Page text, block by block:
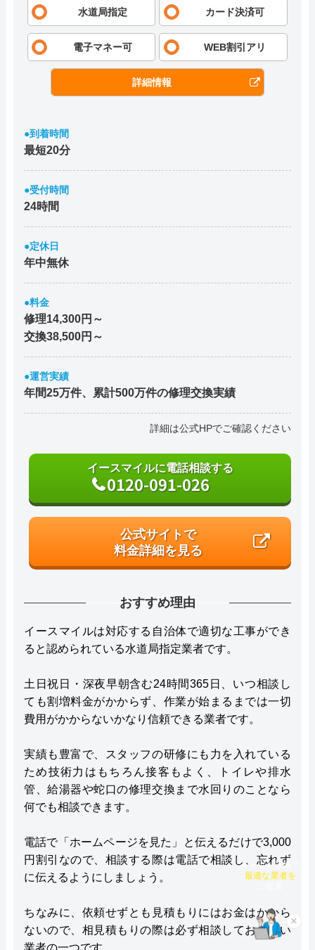
水道局指定 カード決済可
電子マネー可 WEB割引アリ
詳細情報
●到着時間
最短20分
●受付時間
24時間
●定休日
年中無休
●料金
修理14,300円～
交換38,500円～
●運営実績
年間25万件、累計500万件の修理交換実績
詳細は公式HPでご確認ください
イースマイルに電話相談する
0120-091-026
公式サイトで
料金詳細を見る
おすすめ理由
イースマイルは対応する自治体で適切な工事ができ
ると認められている水道局指定業者です。
土日祝日・深夜早朝含む24時間365日、いつ相談し
ても割増料金がかからず、作業が始まるまでは一切
費用がかからないかなり信頼できる業者です。
実績も豊富で、スタッフの研修にも力を入れている
ため技術力はもちろん接客もよく、トイレや排水
管、給湯器や蛇口の修理交換まで水回りのことなら
何でも相談できます。
電話で「ホームページを見た」と伝えるだけで3,000
円割引なので、相談する際は電話で相談し、忘れず
に伝えるようにしましょう。
ちなみに、依頼せずとも見積もりにはお金はかから
ないので、相見積もりの際は必ず相談しておきたい
業者の一つです。
×
チャット診断で
最適な業者を